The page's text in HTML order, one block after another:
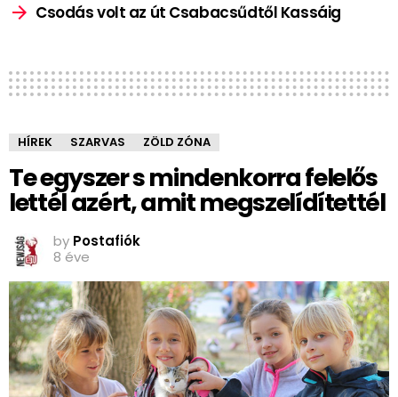
Csodás volt az út Csabacsűdtől Kassáig
HÍREK SZARVAS ZÖLD ZÓNA
Te egyszer s mindenkorra felelős
lettél azért, amit megszelídítettél
by Postafiók
8 éve